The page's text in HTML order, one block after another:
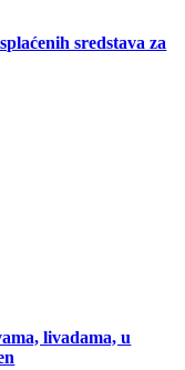
sredstava za
livadama, u